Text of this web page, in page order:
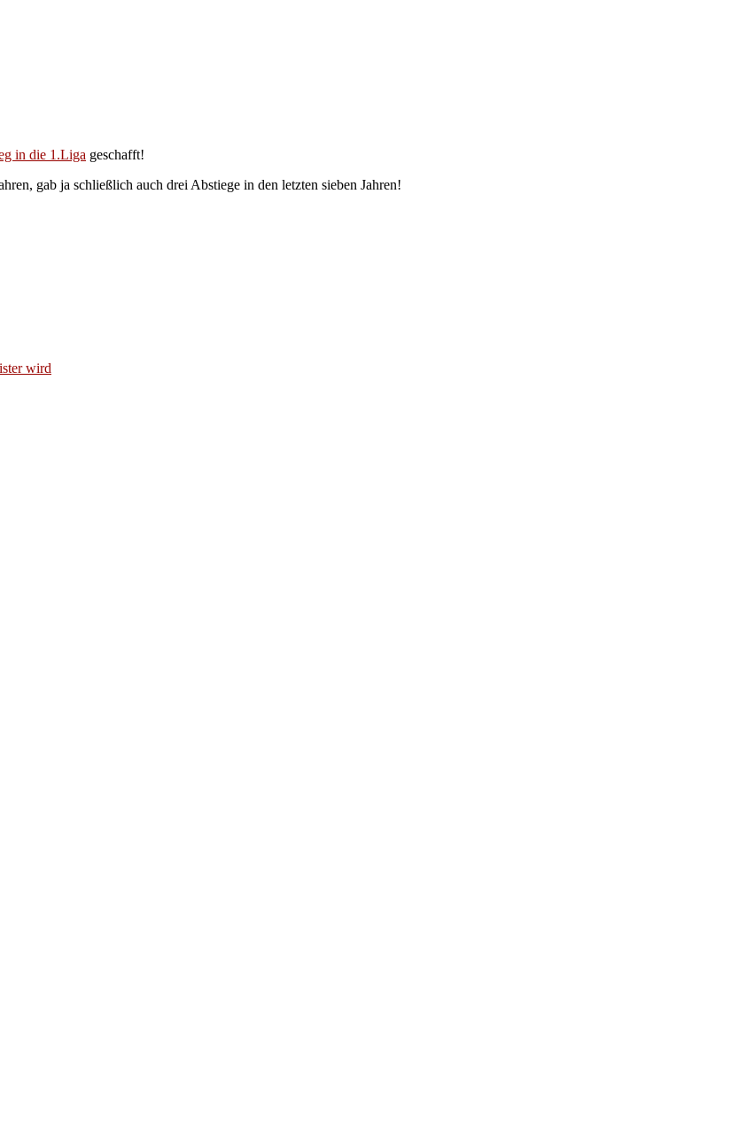
in die 1.Liga geschafft!
gab ja schließlich auch drei Abstiege in den letzten sieben Jahren!
wird